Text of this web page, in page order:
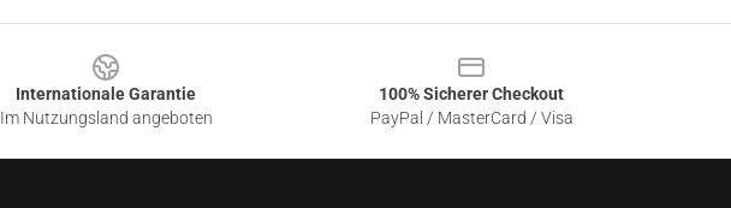
Internationale Garantie
Im Nutzungsland angeboten
100% Sicherer Checkout
PayPal / MasterCard / Visa